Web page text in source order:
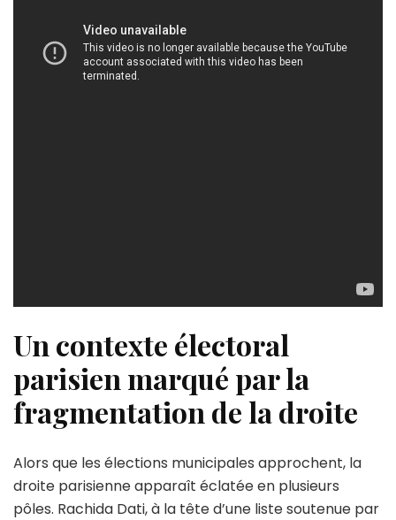
Un contexte électoral
parisien marqué par la
fragmentation de la droite
Alors que les élections municipales approchent, la
droite parisienne apparaît éclatée en plusieurs
pôles. Rachida Dati, à la tête d’une liste soutenue par